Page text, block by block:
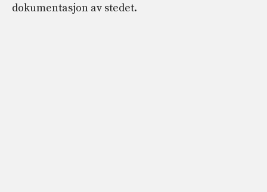
dokumentasjon av stedet.